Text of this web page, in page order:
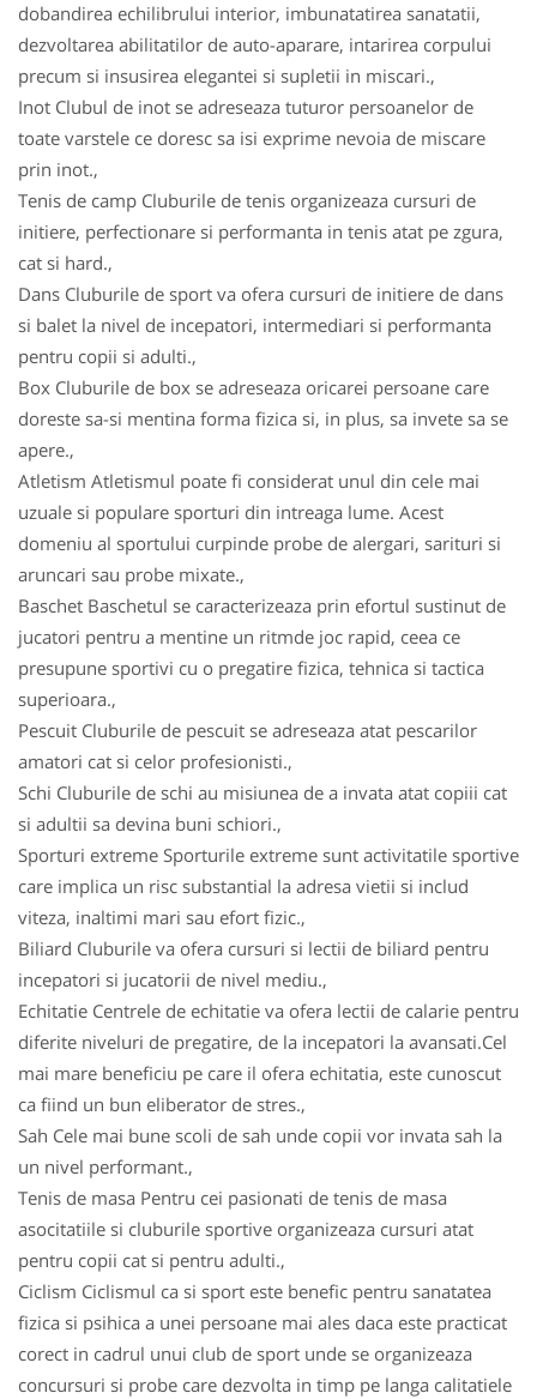
dobandirea echilibrului interior, imbunatatirea sanatatii,
dezvoltarea abilitatilor de auto-aparare, intarirea corpului
precum si insusirea elegantei si supletii in miscari.,
Inot Clubul de inot se adreseaza tuturor persoanelor de
toate varstele ce doresc sa isi exprime nevoia de miscare
prin inot.,
Tenis de camp Cluburile de tenis organizeaza cursuri de
initiere, perfectionare si performanta in tenis atat pe zgura,
cat si hard.,
Dans Cluburile de sport va ofera cursuri de initiere de dans
si balet la nivel de incepatori, intermediari si performanta
pentru copii si adulti.,
Box Cluburile de box se adreseaza oricarei persoane care
doreste sa-si mentina forma fizica si, in plus, sa invete sa se
apere.,
Atletism Atletismul poate fi considerat unul din cele mai
uzuale si populare sporturi din intreaga lume. Acest
domeniu al sportului curpinde probe de alergari, sarituri si
aruncari sau probe mixate.,
Baschet Baschetul se caracterizeaza prin efortul sustinut de
jucatori pentru a mentine un ritmde joc rapid, ceea ce
presupune sportivi cu o pregatire fizica, tehnica si tactica
superioara.,
Pescuit Cluburile de pescuit se adreseaza atat pescarilor
amatori cat si celor profesionisti.,
Schi Cluburile de schi au misiunea de a invata atat copiii cat
si adultii sa devina buni schiori.,
Sporturi extreme Sporturile extreme sunt activitatile sportive
care implica un risc substantial la adresa vietii si includ
viteza, inaltimi mari sau efort fizic.,
Biliard Cluburile va ofera cursuri si lectii de biliard pentru
incepatori si jucatorii de nivel mediu.,
Echitatie Centrele de echitatie va ofera lectii de calarie pentru
diferite niveluri de pregatire, de la incepatori la avansati.Cel
mai mare beneficiu pe care il ofera echitatia, este cunoscut
ca fiind un bun eliberator de stres.,
Sah Cele mai bune scoli de sah unde copii vor invata sah la
un nivel performant.,
Tenis de masa Pentru cei pasionati de tenis de masa
asocitatiile si cluburile sportive organizeaza cursuri atat
pentru copii cat si pentru adulti.,
Ciclism Ciclismul ca si sport este benefic pentru sanatatea
fizica si psihica a unei persoane mai ales daca este practicat
corect in cadrul unui club de sport unde se organizeaza
concursuri si probe care dezvolta in timp pe langa calitatiele